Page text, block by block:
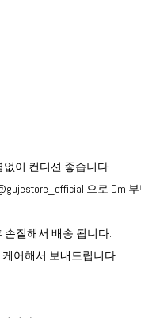
이 컨디션 좋습니다.
으로 Dm
손질해서 배송 됩니다.
어해서 보내드립니다.